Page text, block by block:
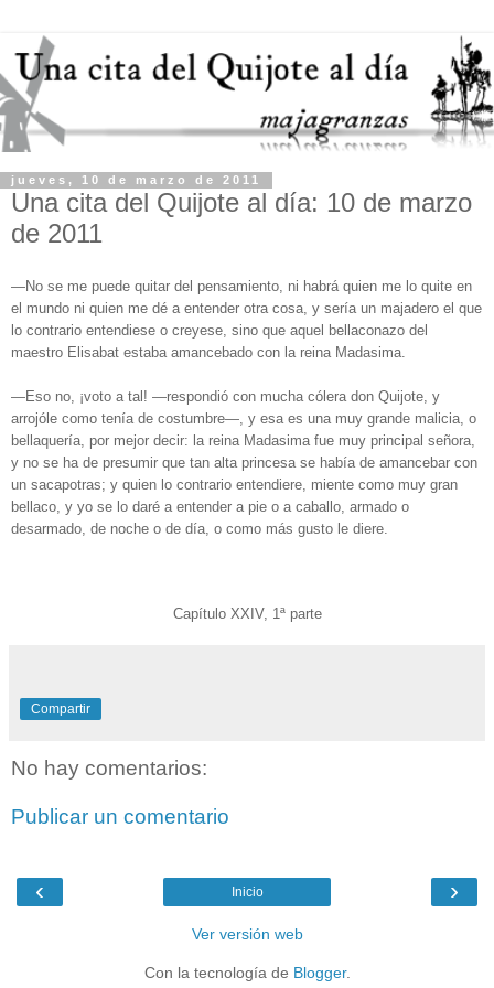
jueves, 10 de marzo de 2011
Una cita del Quijote al día: 10 de marzo
de 2011
—No se me puede quitar del pensamiento, ni habrá quien me lo quite en
el mundo ni quien me dé a entender otra cosa, y sería un majadero el que
lo contrario entendiese o creyese, sino que aquel bellaconazo del
maestro Elisabat estaba amancebado con la reina Madasima.
—Eso no, ¡voto a tal! —respondió con mucha cólera don Quijote, y
arrojóle como tenía de costumbre—, y esa es una muy grande malicia, o
bellaquería, por mejor decir: la reina Madasima fue muy principal señora,
y no se ha de presumir que tan alta princesa se había de amancebar con
un sacapotras; y quien lo contrario entendiere, miente como muy gran
bellaco, y yo se lo daré a entender a pie o a caballo, armado o
desarmado, de noche o de día, o como más gusto le diere.
Capítulo XXIV, 1ª parte
Compartir
No hay comentarios:
Publicar un comentario
‹ ›
Inicio
Ver versión web
Con la tecnología de Blogger.